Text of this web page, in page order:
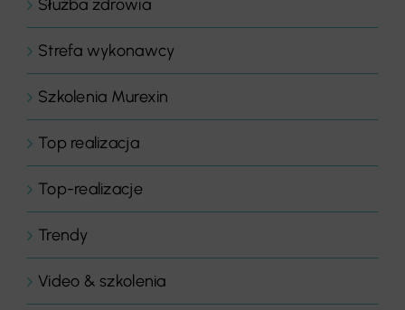
Służba zdrowia
Strefa wykonawcy
Szkolenia Murexin
Top realizacja
Top-realizacje
Trendy
Video & szkolenia